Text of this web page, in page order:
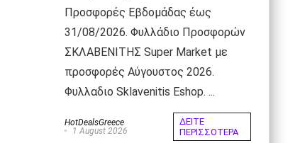
Προσφορές Εβδομάδας έως
31/08/2026. Φυλλάδιο Προσφορών
ΣΚΛΑΒΕΝΙΤΗΣ Super Market με
προσφορές Αύγουστος 2026.
Φυλλαδιο Sklavenitis Eshop. ...
HotDealsGreece
1 August 2026
ΔΕΙΤΕ
ΠΕΡΙΣΣΟΤΕΡΑ